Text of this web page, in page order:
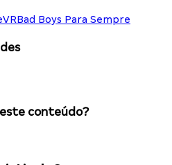
VRBad Boys Para Sempre
conteúdo?